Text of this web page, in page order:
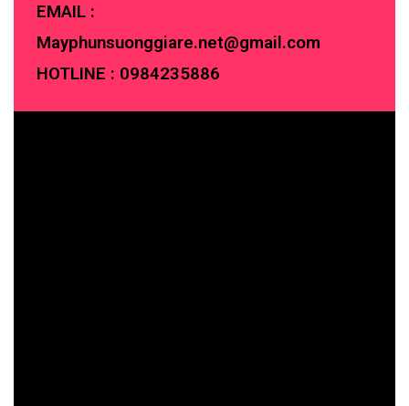
EMAIL :
Mayphunsuonggiare.net@gmail.com
HOTLINE : 0984235886